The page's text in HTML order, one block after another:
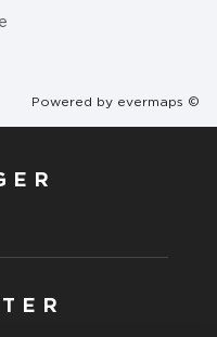
Powered by evermaps ©